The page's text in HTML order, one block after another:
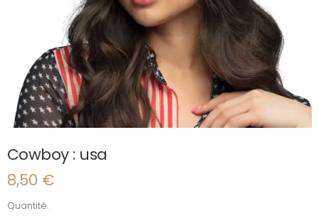
Cowboy : usa
8,50 €
Quantité:
quantité